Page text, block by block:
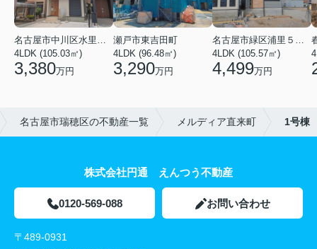
名古屋市中川区水里５丁目
4LDK (105.03㎡)
3,380万円
瀬戸市東吉田町
4LDK (96.48㎡)
3,290万円
名古屋市緑区浦里５丁目
4LDK (105.57㎡)
4,499万円
名古屋市瑞穂区の不動産一覧 メルディア直来町 1号棟
株式会社円通 えんつう不動産
0120-569-088 お問い合わせ
〒489-0931